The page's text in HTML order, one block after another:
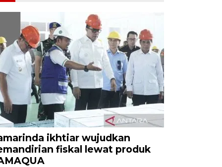
ikhtiar wujudkan
fiskal lewat produk